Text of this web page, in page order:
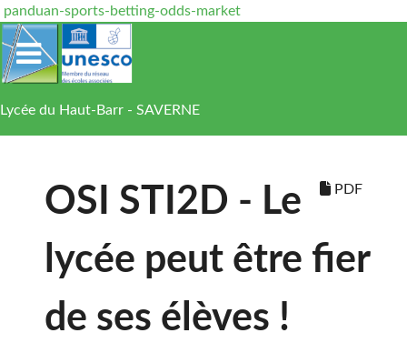
panduan-sports-betting-odds-market
Lycée du Haut-Barr - SAVERNE
PDF
OSI STI2D - Le
lycée peut être fier
de ses élèves !